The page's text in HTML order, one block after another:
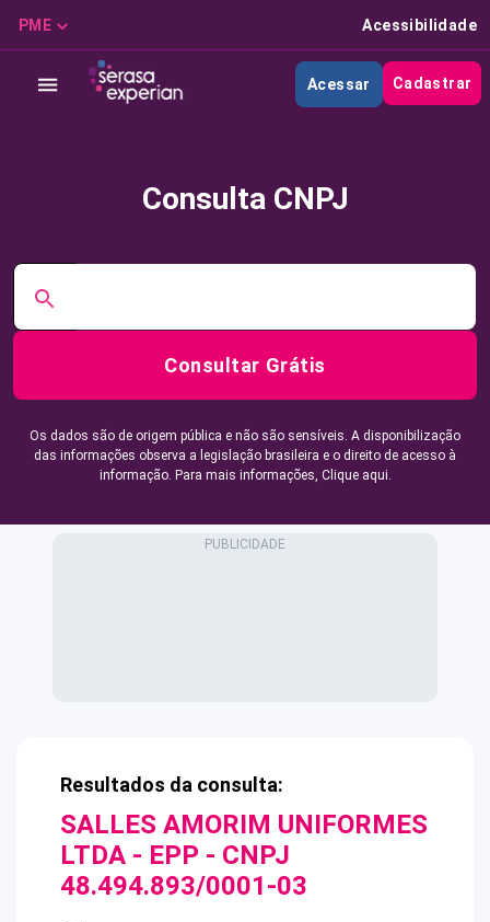
PME Acessibilidade
Acessar Cadastrar
Consulta CNPJ
Consultar Grátis
Os dados são de origem pública e não são sensíveis. A disponibilização
das informações observa a legislação brasileira e o direito de acesso à
informação. Para mais informações, Clique aqui.
Resultados da consulta:
SALLES AMORIM UNIFORMES
LTDA - EPP - CNPJ
48.494.893/0001-03